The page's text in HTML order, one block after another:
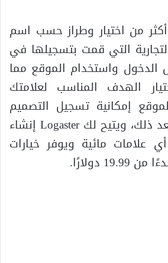
يوفر لك Logaster أكثر من اختيار وطراز حسب اسم
التي قمت بتسجيلها في
الدخول واستخدام الموقع مما
الهدف المناسب لعلامتك
إمكانية تسجيل التصميم
والعودة لتعديله بعد ذلك، ويتيح لك Logaster إنشاء
علامات مائية ويوفر خيارات
دولارًا.